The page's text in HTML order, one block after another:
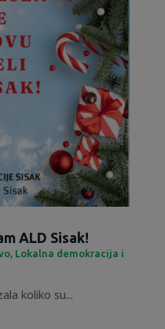
ALD Sisak!
, Lokalna demokracija i
koliko su...